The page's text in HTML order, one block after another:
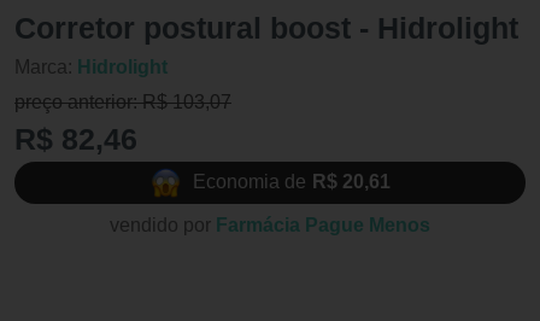
Corretor postural boost - Hidrolight
Marca: Hidrolight
preço anterior: R$ 103,07
R$ 82,46
Economia de R$ 20,61
vendido por Farmácia Pague Menos